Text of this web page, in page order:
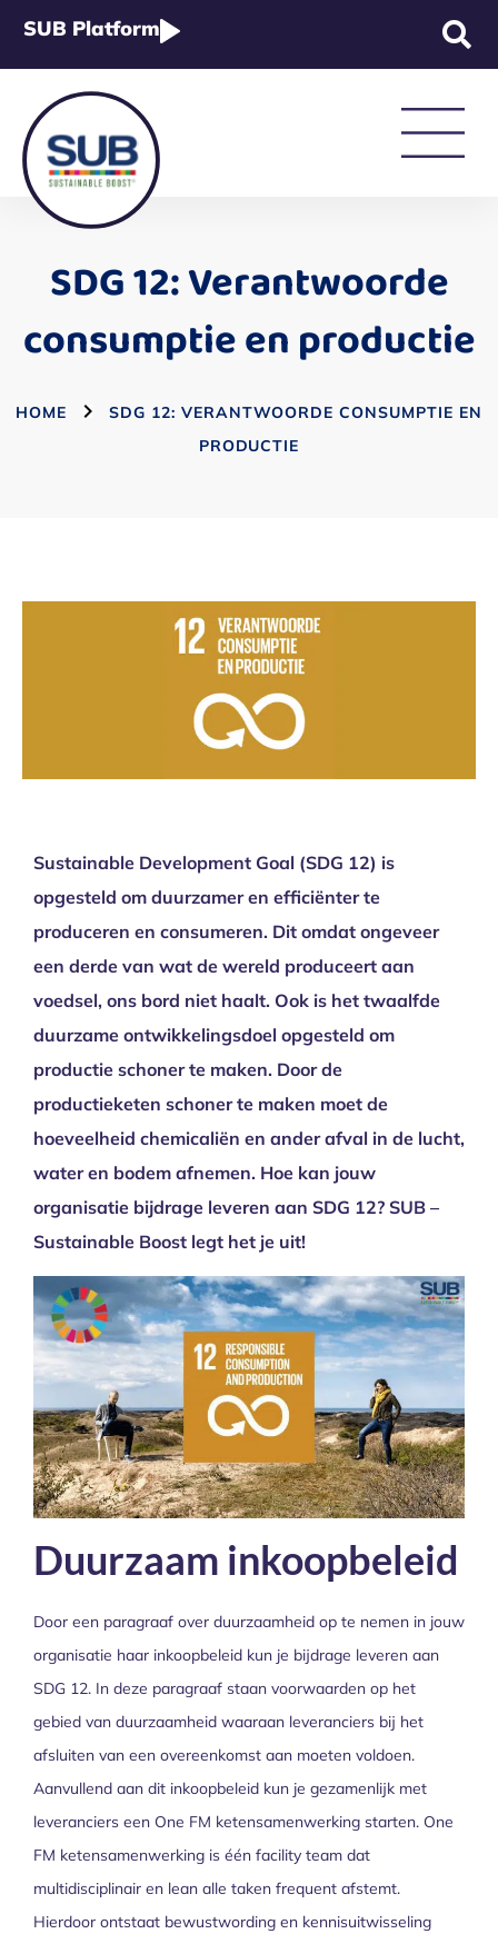
SUB Platform
Strategie & Beleid
Academy
SDG 12: Verantwoorde
consumptie en productie
HOME
SDG 12: VERANTWOORDE CONSUMPTIE EN
PRODUCTIE
Sustainable Development Goal (SDG 12) is
opgesteld om duurzamer en efficiënter te
produceren en consumeren. Dit omdat ongeveer
een derde van wat de wereld produceert aan
voedsel, ons bord niet haalt. Ook is het twaalfde
duurzame ontwikkelingsdoel opgesteld om
productie schoner te maken. Door de
productieketen schoner te maken moet de
hoeveelheid chemicaliën en ander afval in de lucht,
water en bodem afnemen. Hoe kan jouw
organisatie bijdrage leveren aan SDG 12? SUB –
Sustainable Boost legt het je uit!
Duurzaam inkoopbeleid
Door een paragraaf over duurzaamheid op te nemen in jouw
organisatie haar inkoopbeleid kun je bijdrage leveren aan
SDG 12. In deze paragraaf staan voorwaarden op het
gebied van duurzaamheid waaraan leveranciers bij het
afsluiten van een overeenkomst aan moeten voldoen.
Aanvullend aan dit inkoopbeleid kun je gezamenlijk met
leveranciers een One FM ketensamenwerking starten. One
FM ketensamenwerking is één facility team dat
multidisciplinair en lean alle taken frequent afstemt.
Hierdoor ontstaat bewustwording en kennisuitwisseling